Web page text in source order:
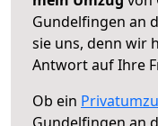
Gundelfingen an
sie uns, denn wir
Antwort auf Ihre
Ob ein